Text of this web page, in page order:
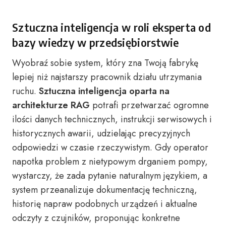
Sztuczna inteligencja w roli eksperta od
bazy wiedzy w przedsiębiorstwie
Wyobraź sobie system, który zna Twoją fabrykę
lepiej niż najstarszy pracownik działu utrzymania
ruchu. Sztuczna inteligencja oparta na
architekturze RAG potrafi przetwarzać ogromne
ilości danych technicznych, instrukcji serwisowych i
historycznych awarii, udzielając precyzyjnych
odpowiedzi w czasie rzeczywistym. Gdy operator
napotka problem z nietypowym drganiem pompy,
wystarczy, że zada pytanie naturalnym językiem, a
system przeanalizuje dokumentację techniczną,
historię napraw podobnych urządzeń i aktualne
odczyty z czujników, proponując konkretne